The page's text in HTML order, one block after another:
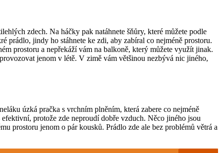
zdech. Na háčky pak natáhnete šňůry, které můžete podle
prádlo, jindy ho stáhnete ke zdi, aby zabíral co nejméně prostoru.
prostoru a nepřekáží vám na balkoně, který můžete využít jinak.
jenom v létě. V zimě vám většinou nezbývá nic jiného,
úzká pračka s vrchním plněním, která zabere co nejméně
protože zde neproudí dobře vzduch. Něco jiného jsou
prostoru jenom o pár kousků. Prádlo zde ale bez problémů větrá a